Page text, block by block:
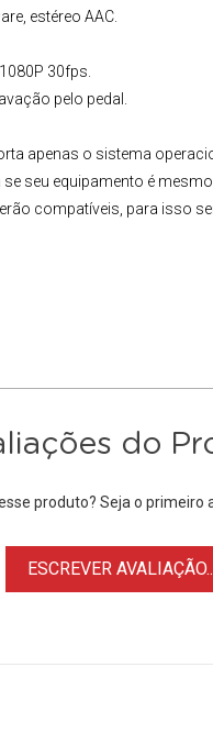
estéreo AAC.
30fps.
pelo pedal.
apenas o sistema
seu equipamento é
compatíveis, para isso
do
produto? Seja o primeiro
ESCREVER